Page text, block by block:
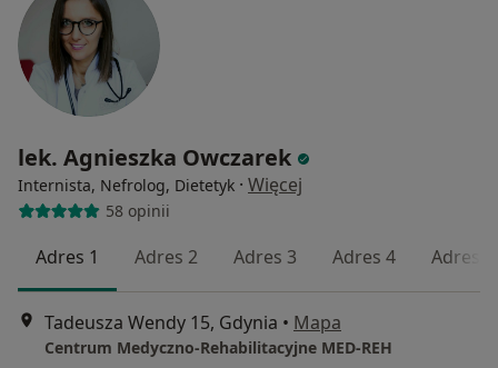
lek. Agnieszka Owczarek
Internista, Nefrolog, Dietetyk · Więcej
58 opinii
Adres 1 Adres 2 Adres 3 Adres 4 Adres 5
Tadeusza Wendy 15, Gdynia • Mapa
Centrum Medyczno-Rehabilitacyjne MED-REH